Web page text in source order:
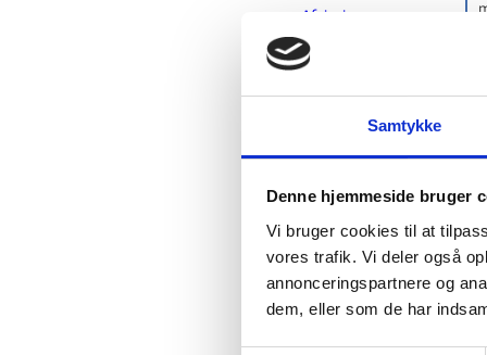
Samtykke
Denne hjemmeside bruger
Vi bruger cookies til at
vores trafik. Vi deler også
annonceringspartnere og
dem, eller som de har
Afvisning
ved indrejse
Klage over
ger
Afvisning af
ansøgning eller klage
Afvisning af indgivelse af
Associeringsaftalen
mellem EU og Tyrkiet